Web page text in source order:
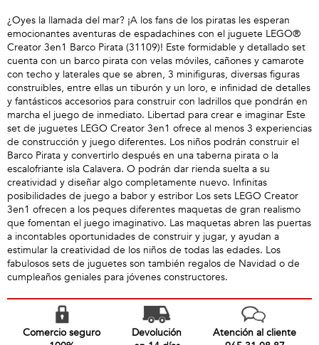
¿Oyes la llamada del mar? ¡A los fans de los piratas les esperan
emocionantes aventuras de espadachines con el juguete LEGO®
Creator 3en1 Barco Pirata (31109)! Este formidable y detallado set
cuenta con un barco pirata con velas móviles, cañones y camarote
con techo y laterales que se abren, 3 minifiguras, diversas figuras
construibles, entre ellas un tiburón y un loro, e infinidad de detalles
y fantásticos accesorios para construir con ladrillos que pondrán en
marcha el juego de inmediato. Libertad para crear e imaginar Este
set de juguetes LEGO Creator 3en1 ofrece al menos 3 experiencias
de construcción y juego diferentes. Los niños podrán construir el
Barco Pirata y convertirlo después en una taberna pirata o la
escalofriante isla Calavera. O podrán dar rienda suelta a su
creatividad y diseñar algo completamente nuevo. Infinitas
posibilidades de juego a babor y estribor Los sets LEGO Creator
3en1 ofrecen a los peques diferentes maquetas de gran realismo
que fomentan el juego imaginativo. Las maquetas abren las puertas
a incontables oportunidades de construir y jugar, y ayudan a
estimular la creatividad de los niños de todas las edades. Los
fabulosos sets de juguetes son también regalos de Navidad o de
cumpleaños geniales para jóvenes constructores.
Comercio seguro
Devolución
Atención al cliente